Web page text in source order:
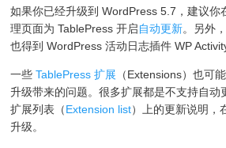
如果你已经升级到 WordPress 5.7，建议你
理页面为 TablePress 开启自动更新。另外
也得到 WordPress 活动日志插件 WP
一些TablePress 扩展 （Extensions）也可
升级带来的问题。很多扩展都是不支持自动
扩展列表（Extension list）上的更新说明，
升级。